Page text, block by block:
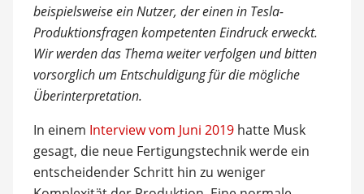
beispielsweise ein Nutzer, der einen in Tesla-
Produktionsfragen kompetenten Eindruck erweckt.
Wir werden das Thema weiter verfolgen und bitten
vorsorglich um Entschuldigung für die mögliche
Überinterpretation.
In einem Interview vom Juni 2019 hatte Musk
gesagt, die neue Fertigungstechnik werde ein
entscheidender Schritt hin zu weniger